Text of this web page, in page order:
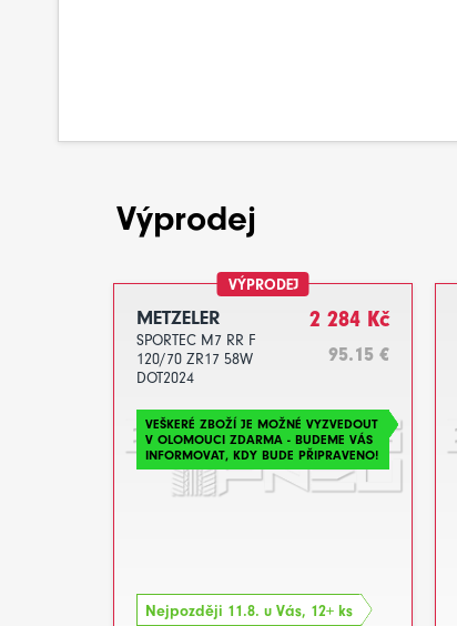
Výprodej
VÝPRODEJ
METZELER
SPORTEC M7 RR F
120/70 ZR17 58W
DOT2024
2 284 Kč
95.15 €
VEŠKERÉ ZBOŽÍ JE MOŽNÉ VYZVEDOUT
V OLOMOUCI ZDARMA - BUDEME VÁS
INFORMOVAT, KDY BUDE PŘIPRAVENO!
Nejpozději 11.8. u Vás, 12+ ks